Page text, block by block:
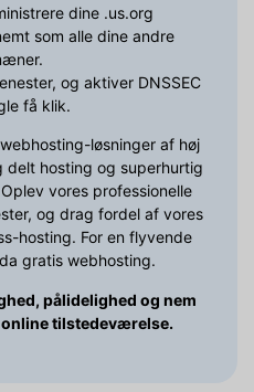
dine .us.org
som alle dine andre
og aktiver DNSSEC
få klik.
løsninger af høj
delt hosting og superhurtig
vores professionelle
og drag fordel af vores
hosting. For en flyvende
gratis webhosting.
pålidelighed og nem
tilstedeværelse.